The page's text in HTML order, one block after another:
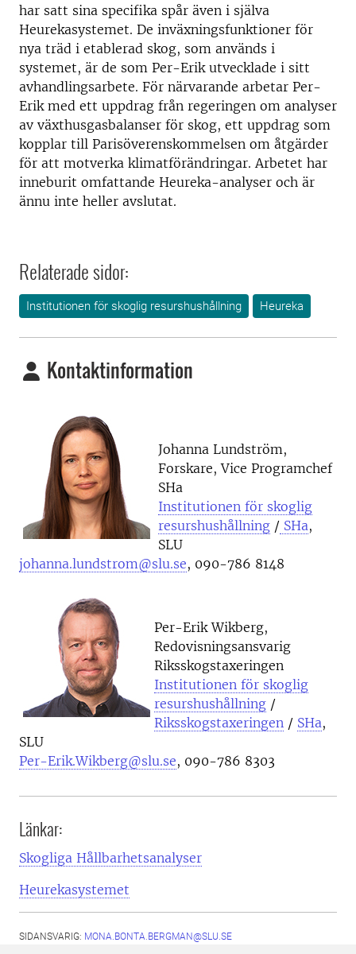
har satt sina specifika spår även i själva
Heurekasystemet. De inväxningsfunktioner för
nya träd i etablerad skog, som används i
systemet, är de som Per-Erik utvecklade i sitt
avhandlingsarbete. För närvarande arbetar Per-
Erik med ett uppdrag från regeringen om analyser
av växthusgasbalanser för skog, ett uppdrag som
kopplar till Parisöverenskommelsen om åtgärder
för att motverka klimatförändringar. Arbetet har
inneburit omfattande Heureka-analyser och är
ännu inte heller avslutat.
Relaterade sidor:
Institutionen för skoglig resurshushållning Heureka
Kontaktinformation
Johanna Lundström,
Forskare, Vice Programchef
SHa
Institutionen för skoglig
resurshushållning / SHa,
SLU
johanna.lundstrom@slu.se, 090-786 8148
Per-Erik Wikberg,
Redovisningsansvarig
Riksskogstaxeringen
Institutionen för skoglig
resurshushållning /
Riksskogstaxeringen / SHa,
SLU
Per-Erik.Wikberg@slu.se, 090-786 8303
Länkar:
Skogliga Hållbarhetsanalyser
Heurekasystemet
SIDANSVARIG: MONA.BONTA.BERGMAN@SLU.SE